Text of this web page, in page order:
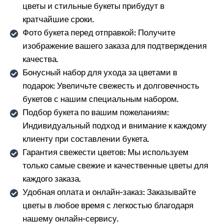
цветы и стильные букеты прибудут в
кратчайшие сроки.
Фото букета перед отправкой: Получите
изображение вашего заказа для подтверждения
качества.
Бонусный набор для ухода за цветами в
подарок: Увеличьте свежесть и долговечность
букетов с нашим специальным набором.
Подбор букета по вашим пожеланиям:
Индивидуальный подход и внимание к каждому
клиенту при составлении букета.
Гарантия свежести цветов: Мы используем
только самые свежие и качественные цветы для
каждого заказа.
Удобная оплата и онлайн-заказ: Заказывайте
цветы в любое время с легкостью благодаря
нашему онлайн-сервису.